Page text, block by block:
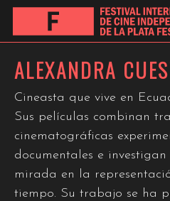
ALEXANDRA
Cineasta que vive en
Sus películas combinan
cinematográficas
documentales e
mirada en la
tiempo. Su trabajo se ha